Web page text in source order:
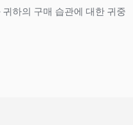
하의 구매 습관에 대한 귀중